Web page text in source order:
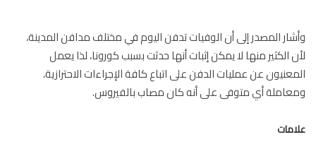
المصدر إلى أن الوفيات تدفن اليوم في مختلف مدافن المدينة،
الكثير منها لا يمكن إثبات أنها حدثت بسبب كورونا، لذا يعمل
عن عمليات الدفن على اتباع كافة الإجراءات الاحترازية،
أي متوفى على أنه كان مصاب بالفيروس.